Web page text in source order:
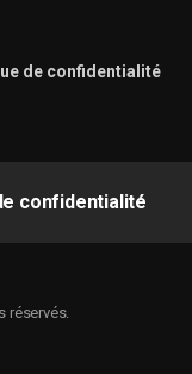
de confidentialité
confidentialité
réservés.